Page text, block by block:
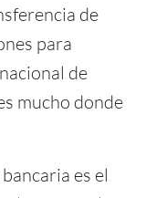
de
para
de
mucho donde
es el